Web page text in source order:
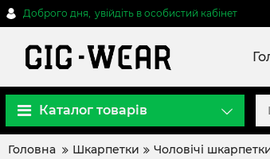
Доброго дня, увійдіть в особистий кабінет
Каталог товарів
Головна Шкарпетки Чоловічі